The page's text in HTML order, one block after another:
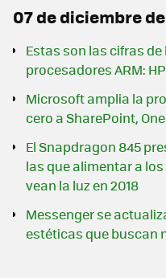
07 de diciembre
Estas son las cifras
procesadores ARM:
Microsoft amplia la
cero a SharePoint,
El Snapdragon 845
las que alimentar a
vean la luz en 2018
Messenger se
estéticas que buscan